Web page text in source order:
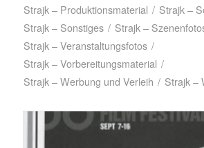
Strajk – Produktionsmaterial / Strajk –
Strajk – Sonstiges / Strajk –
Strajk – Veranstaltungsfotos /
Strajk – Vorbereitungsmaterial /
Strajk – Werbung und Verleih / Strajk –